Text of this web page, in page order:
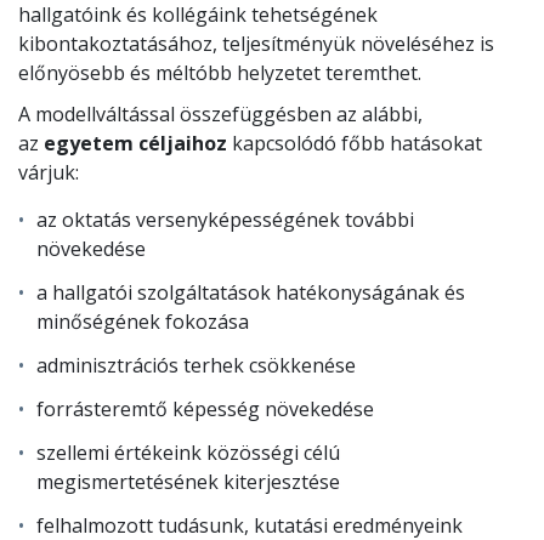
hallgatóink és kollégáink tehetségének
kibontakoztatásához, teljesítményük növeléséhez is
előnyösebb és méltóbb helyzetet teremthet.
A modellváltással összefüggésben az alábbi,
az egyetem céljaihoz kapcsolódó főbb hatásokat
várjuk:
az oktatás versenyképességének további
növekedése
a hallgatói szolgáltatások hatékonyságának és
minőségének fokozása
adminisztrációs terhek csökkenése
forrásteremtő képesség növekedése
szellemi értékeink közösségi célú
megismertetésének kiterjesztése
felhalmozott tudásunk, kutatási eredményeink